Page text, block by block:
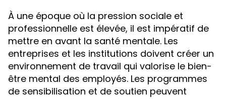
À une époque où la pression sociale et
professionnelle est élevée, il est impératif de
mettre en avant la santé mentale. Les
entreprises et les institutions doivent créer un
environnement de travail qui valorise le bien-
être mental des employés. Les programmes
de sensibilisation et de soutien peuvent